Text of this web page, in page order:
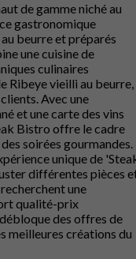
de gamme niché au
gastronomique
beurre et préparés
une cuisine de
culinaires
Ribeye vieilli au beurre,
Avec une
et une carte des vins
Bistro offre le cadre
soirées gourmandes.
unique de
différentes pièces
une
qualité-prix
des offres de
meilleures créations du